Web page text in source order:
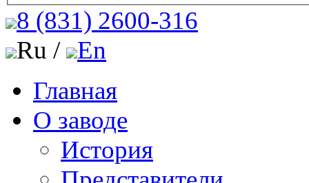
8 (831) 2600-316
Ru /
En
Главная
О заводе
История